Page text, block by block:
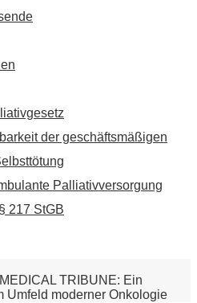
der geschäftsmäßigen
Palliativversorgung
217 StGB
MEDICAL TRIBUNE: Ein
Umfeld moderner Onkologie